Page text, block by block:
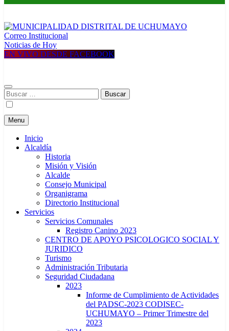
MUNICIPALIDAD DISTRITAL DE UCHUMAYO
Construyendo una nueva Historia
Correo Institucional
Noticias de Hoy
EN VIVO DESDE FACEBOOK
Buscar:
Menu
Inicio
Alcaldía
Historia
Misión y Visión
Alcalde
Consejo Municipal
Organigrama
Directorio Institucional
Servicios
Servicios Comunales
Registro Canino 2023
CENTRO DE APOYO PSICOLOGICO SOCIAL Y
JURIDICO
Turismo
Administración Tributaria
Seguridad Ciudadana
2023
Informe de Cumplimiento de Actividades
del PADSC-2023 CODISEC-
UCHUMAYO – Primer Trimestre del
2023